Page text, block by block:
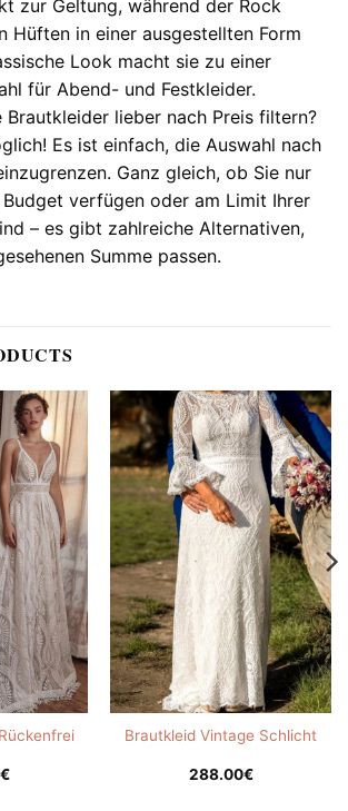
zur Geltung, während der Rock
Hüften in einer ausgestellten Form
Look macht sie zu einer
für Abend- und Festkleider.
Brautkleider lieber nach Preis filtern?
Es ist einfach, die Auswahl nach
Ganz gleich, ob Sie nur
verfügen oder am Limit Ihrer
– es gibt zahlreiche Alternativen,
Summe passen.
€
Brautkleid Vintage Schlicht
288.00€